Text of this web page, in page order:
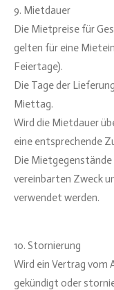
9. Mietdauer
Die Mietpreise für
gelten für eine
Feiertage).
Die Tage der
Miettag.
Wird die Mietdauer
eine entsprechende
Die Mietgegenstände
vereinbarten Zweck
verwendet werden.
10. Stornierung
Wird ein Vertrag vom
gekündigt oder